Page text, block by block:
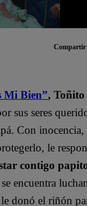
Compartir
Mi Bien”, Toñito
sus seres
Con
le
contigo
encuentra
donó el riñón